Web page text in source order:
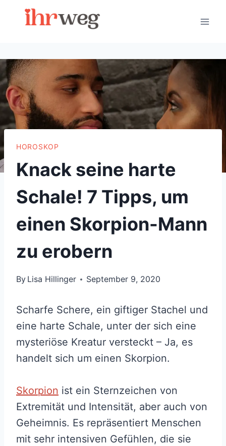
HOROSKOP
Knack seine harte
Schale! 7 Tipps, um
einen Skorpion-Mann
zu erobern
By Lisa Hillinger September 9, 2020
Scharfe Schere, ein giftiger Stachel und
eine harte Schale, unter der sich eine
mysteriöse Kreatur versteckt – Ja, es
handelt sich um einen Skorpion.
Skorpion ist ein Sternzeichen von
Extremität und Intensität, aber auch von
Geheimnis. Es repräsentiert Menschen
mit sehr intensiven Gefühlen, die sie